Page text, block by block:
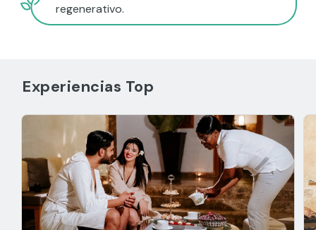
regenerativo.
Experiencias Top